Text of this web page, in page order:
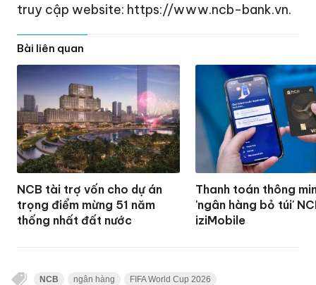
truy cập website: https://www.ncb-bank.vn.
Bài liên quan
NCB tài trợ vốn cho dự án
trọng điểm mừng 51 năm
thống nhất đất nước
Thanh toán thông
'ngân hàng bỏ túi'
iziMobile
NCB ngân hàng FIFA World Cup 2026